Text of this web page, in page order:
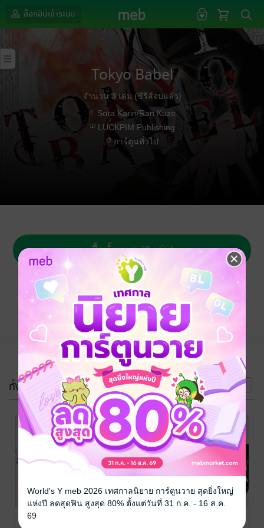
ล็อกอินเข้าระบบ
Tokyo Babel
จำนวน 3 เล่ม (ซีรีส์จบแล้ว)
Sora Karin/Ran Kuze
LUCKPIM Publishing
การ์ตูนทั่วไป
ซื้อทั้งหมด (3 เล่ม)
ติดตาม แชร์
ทั้งหมด (3 เล่ม) หน้าที่ 1
Tokyo Babel 3
Sora Karin/Ran
World's Y meb 2026 เทศกาลนิยาย การ์ตูนวาย สุดยิ่งใหญ่
แห่งปี ลดสุดฟิน สูงสุด 80% ตั้งแต่วันที่ 31 ก.ค. - 16 ส.ค.
69